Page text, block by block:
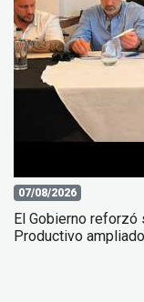
07/08/2026
El Gobierno reforzó
Productivo ampliado